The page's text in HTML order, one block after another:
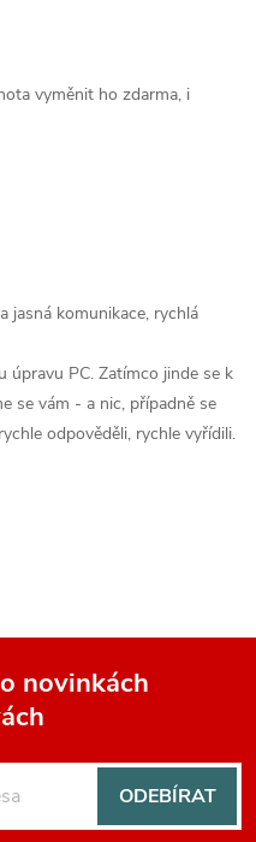
vyměnit ho zdarma, i
jasná komunikace, rychlá
úpravu PC. Zatímco jinde se k
se vám - a nic, případně se
odpověděli, rychle vyřídili.
novinkách
ODEBÍRAT